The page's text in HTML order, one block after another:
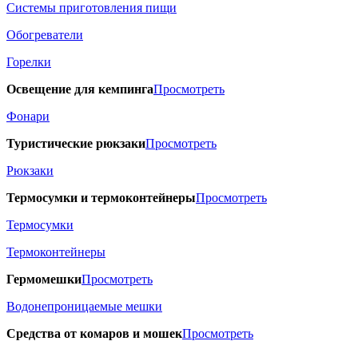
Системы приготовления пищи
Обогреватели
Горелки
Освещение для кемпингаПросмотреть
Фонари
Туристические рюкзакиПросмотреть
Рюкзаки
Термосумки и термоконтейнерыПросмотреть
Термосумки
Термоконтейнеры
ГермомешкиПросмотреть
Водонепроницаемые мешки
Средства от комаров и мошекПросмотреть